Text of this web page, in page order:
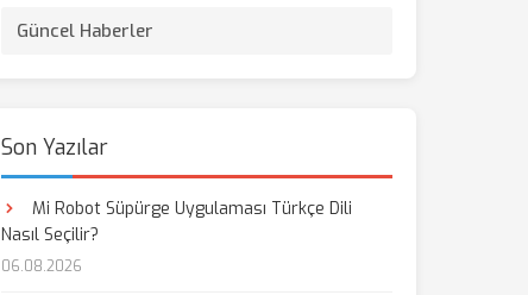
Güncel Haberler
Son Yazılar
Mi Robot Süpürge Uygulaması Türkçe Dili
Nasıl Seçilir?
06.08.2026